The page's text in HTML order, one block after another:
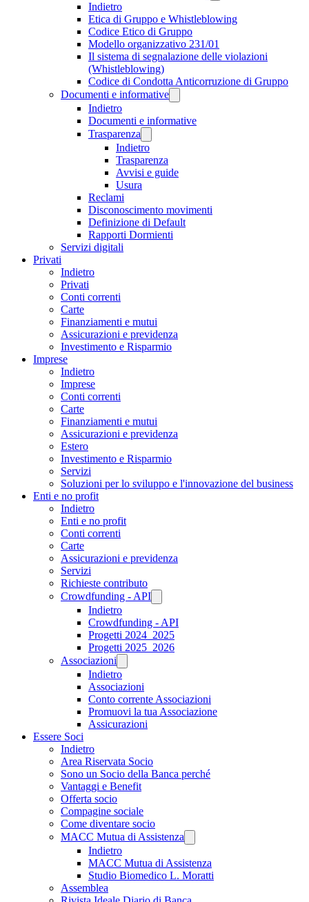
Indietro
Etica di Gruppo e Whistleblowing
Codice Etico di Gruppo
Modello organizzativo 231/01
Il sistema di segnalazione delle violazioni
(Whistleblowing)
Codice di Condotta Anticorruzione di Gruppo
Documenti e informative
Indietro
Documenti e informative
Trasparenza
Indietro
Trasparenza
Avvisi e guide
Usura
Reclami
Disconoscimento movimenti
Definizione di Default
Rapporti Dormienti
Servizi digitali
Privati
Indietro
Privati
Conti correnti
Carte
Finanziamenti e mutui
Assicurazioni e previdenza
Investimento e Risparmio
Imprese
Indietro
Imprese
Conti correnti
Carte
Finanziamenti e mutui
Assicurazioni e previdenza
Estero
Investimento e Risparmio
Servizi
Soluzioni per lo sviluppo e l'innovazione del business
Enti e no profit
Indietro
Enti e no profit
Conti correnti
Carte
Assicurazioni e previdenza
Servizi
Richieste contributo
Crowdfunding - API
Indietro
Crowdfunding - API
Progetti 2024_2025
Progetti 2025_2026
Associazioni
Indietro
Associazioni
Conto corrente Associazioni
Promuovi la tua Associazione
Assicurazioni
Essere Soci
Indietro
Area Riservata Socio
Sono un Socio della Banca perché
Vantaggi e Benefit
Offerta socio
Compagine sociale
Come diventare socio
MACC Mutua di Assistenza
Indietro
MACC Mutua di Assistenza
Studio Biomedico L. Moratti
Assemblea